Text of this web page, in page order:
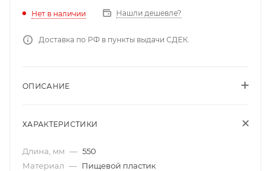
Нет в наличии Нашли дешевле?
Доставка по РФ в пункты выдачи СДЕК.
ОПИСАНИЕ
ХАРАКТЕРИСТИКИ
Длина, мм — 550
Материал — Пищевой пластик